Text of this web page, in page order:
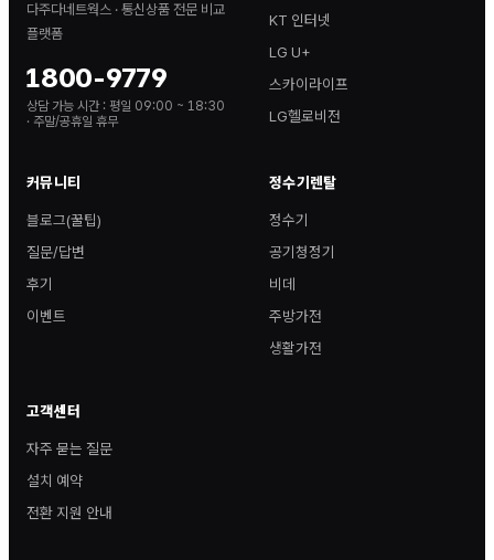
다주다네트웍스 · 통신상품 전문 비교
플랫폼
1800-9779
상담 가능 시간 : 평일 09:00 ~ 18:30
· 주말/공휴일 휴무
KT 인터넷
LG U+
스카이라이프
LG헬로비전
커뮤니티
블로그(꿀팁)
질문/답변
후기
이벤트
정수기렌탈
정수기
공기청정기
비데
주방가전
생활가전
고객센터
자주 묻는 질문
설치 예약
전환 지원 안내